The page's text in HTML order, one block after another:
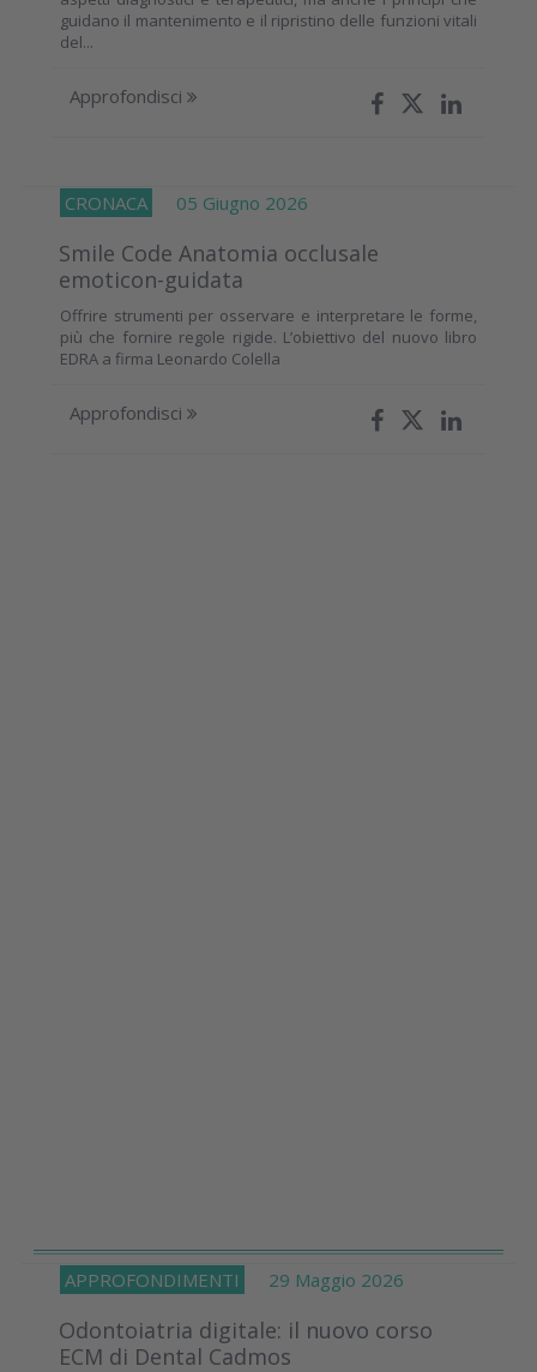
guidano il mantenimento e il ripristino delle funzioni vitali
del...
Approfondisci
CRONACA 05 Giugno 2026
Smile Code Anatomia occlusale
emoticon-guidata
Offrire strumenti per osservare e interpretare le forme,
più che fornire regole rigide. L’obiettivo del nuovo libro
EDRA a firma Leonardo Colella
Approfondisci
APPROFONDIMENTI 29 Maggio 2026
Odontoiatria digitale: il nuovo corso
ECM di Dental Cadmos